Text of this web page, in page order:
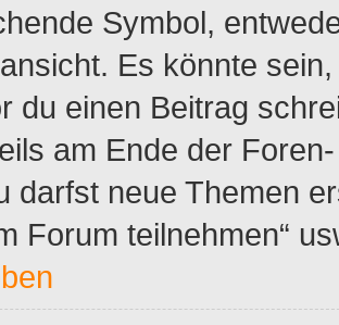
Symbol,
Es könnte
du einen Beitrag
am Ende der
darfst neue Themen
Forum teilnehmen“